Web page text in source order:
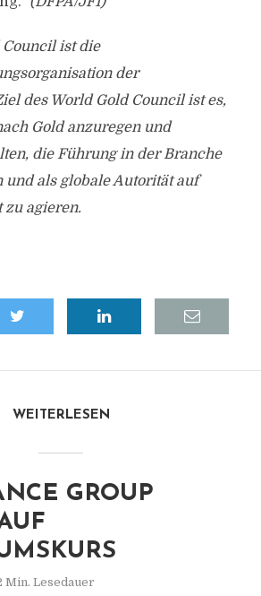
Council ist die
der
des World Gold Council ist es,
Gold anzuregen und
die Führung in der Branche
und als globale Autorität auf
agieren.
WEITERLESEN
GROUP
Min. Lesedauer